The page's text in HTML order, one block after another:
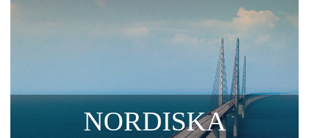
NORDISKA